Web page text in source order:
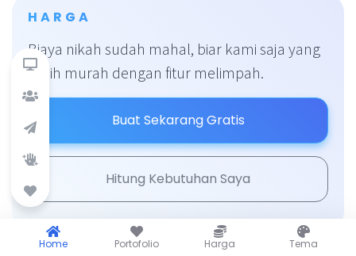
HARGA
Biaya nikah sudah mahal, biar kami saja yang
kasih murah dengan fitur melimpah.
Buat Sekarang Gratis
Hitung Kebutuhan Saya